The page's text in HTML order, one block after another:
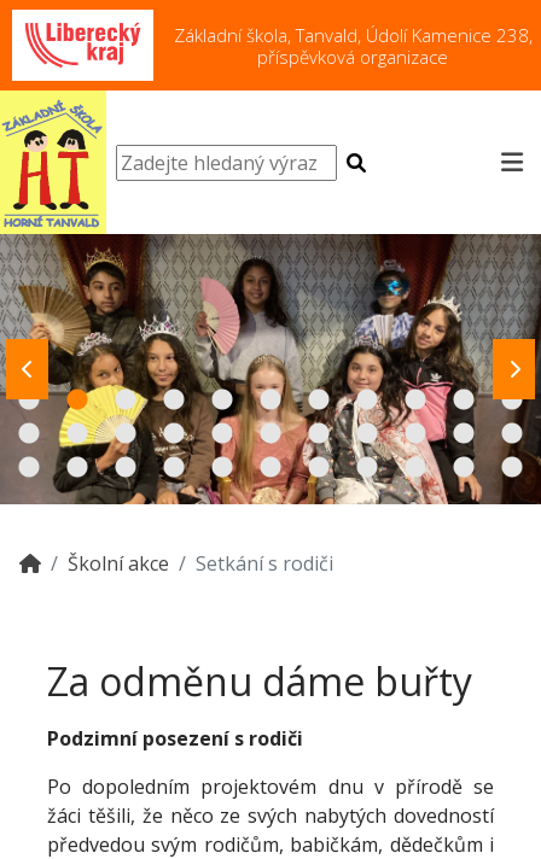
Základní škola, Tanvald, Údolí Kamenice 238,
příspěvková organizace
Školní akce Setkání s rodiči
Za odměnu dáme buřty
Podzimní posezení s rodiči
Po dopoledním projektovém dnu v přírodě se
žáci těšili, že něco ze svých nabytých dovedností
předvedou svým rodičům, babičkám, dědečkům i